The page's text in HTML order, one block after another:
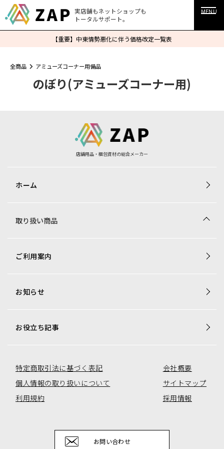
実店舗もネットショップも
トータルサポート。
MENU
【重要】中東情勢悪化に伴う価格改定一覧表
全商品 アミューズコーナー用備品
のぼり(アミューズコーナー用)
店舗用品・梱包資材の総合メーカー
ホーム
取り扱い商品
商品一覧
トレカ用ショーケース・消耗品
オリジナル商品一覧
ご利用案内
お知らせ
お役立ち記事
特定商取引法に基づく表記
個人情報の取り扱いについて
利用規約
会社概要
サイトマップ
採用情報
お問い合わせ